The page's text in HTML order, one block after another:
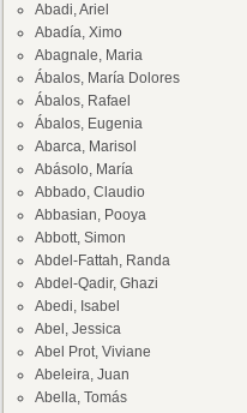
Abadi, Ariel
Abadía, Ximo
Abagnale, Maria
Ábalos, María Dolores
Ábalos, Rafael
Ábalos, Eugenia
Abarca, Marisol
Abásolo, María
Abbado, Claudio
Abbasian, Pooya
Abbott, Simon
Abdel-Fattah, Randa
Abdel-Qadir, Ghazi
Abedi, Isabel
Abel, Jessica
Abel Prot, Viviane
Abeleira, Juan
Abella, Tomás